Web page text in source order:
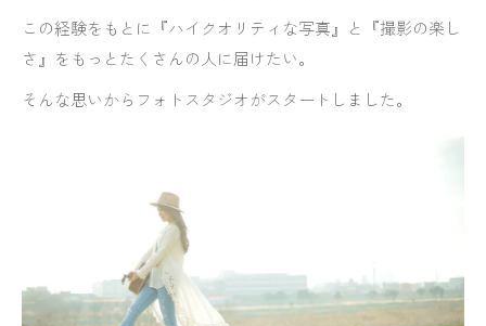
この経験をもとに『ハイクオリティな写真』と『撮影の楽し
さ』をもっとたくさんの人に届けたい。
そんな思いからフォトスタジオがスタートしました。